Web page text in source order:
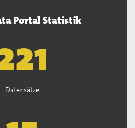
Portal Statistik
Datensätze